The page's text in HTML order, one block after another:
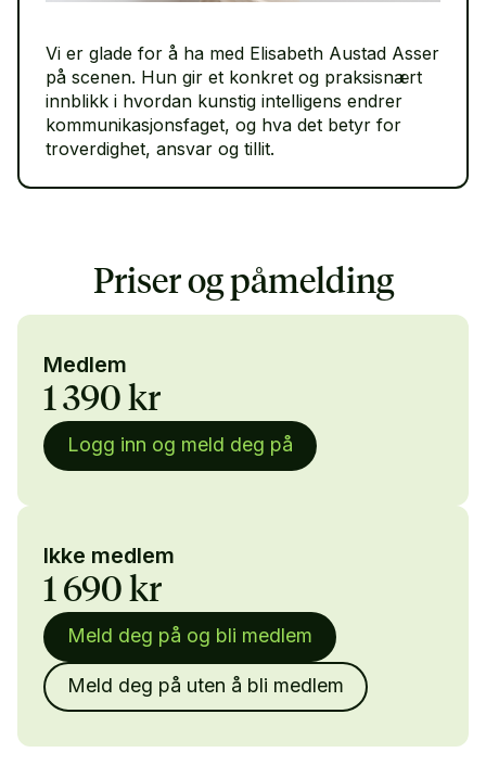
Vi er glade for å ha med Elisabeth Austad Asser
på scenen. Hun gir et konkret og praksisnært
innblikk i hvordan kunstig intelligens endrer
kommunikasjonsfaget, og hva det betyr for
troverdighet, ansvar og tillit.
Priser og påmelding
Medlem
1 390 kr
Logg inn og meld deg på
Ikke medlem
1 690 kr
Meld deg på og bli medlem
Meld deg på uten å bli medlem